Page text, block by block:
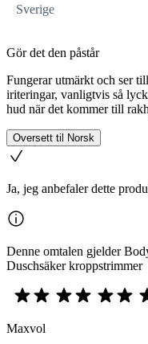
Sverige
Gör det den påstår
Fungerar utmärkt och ser
iriteringar, vanligtvis så
hud när det kommer till
Oversett til Norsk
Ja, jeg anbefaler dette
Denne omtalen gjelder
Duschsäker kroppstrimmer
Maxvol